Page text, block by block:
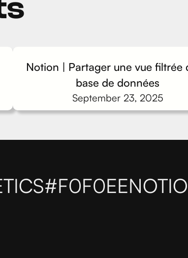
Notion | Partager une vue filtrée
base de données
September 23, 2025
#F0F0EE